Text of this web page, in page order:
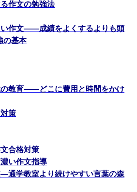
作文の勉強法
作文――成績をよくするよりも頭
の基本
教育――どこに費用と時間をかけ
策
合格対策
い作文指導
通学教室より続けやすい言葉の森